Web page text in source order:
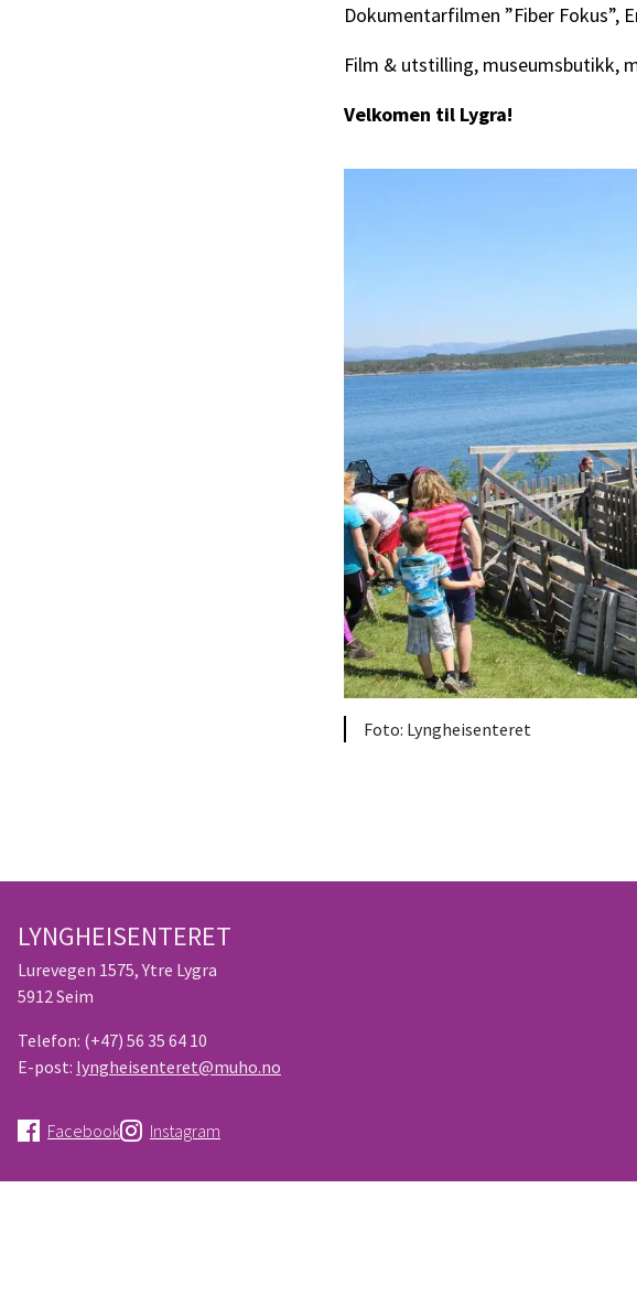
Dokumentarfilmen ”Fiber Fokus”,
Film & utstilling, museumsbutikk,
Velkomen til Lygra!
Lyngheisenteret
LYNGHEISENTERET
Lurevegen 1575, Ytre Lygra
5912 Seim
Telefon: (+47) 56 35 64 10
E-post: lyngheisenteret@muho.no
Facebook Instagram